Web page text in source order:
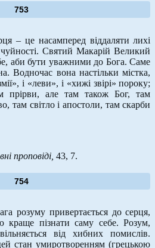
753
– це насамперед віддаляти лихі
Святий Макарій Великий
аби бути уважними до Бога. Саме
Водночас вона настільки містка,
і «леви», і «хижі звірі» пороку;
прірви, але там також Бог, там
там світло і апостоли, там скарби
проповіді,43, 7.
754
розуму привертається до серця,
пізнати саму себе. Розум,
від хибних помислів.
стан умиротворенням (грецькою